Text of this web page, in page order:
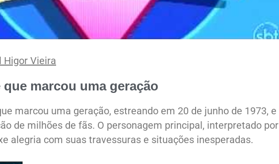
Higor Vieira
que marcou uma geração
marcou uma geração, estreando em 20 de junho de 1973, e
de milhões de fãs. O personagem principal, interpretado por
alegria com suas travessuras e situações inesperadas.